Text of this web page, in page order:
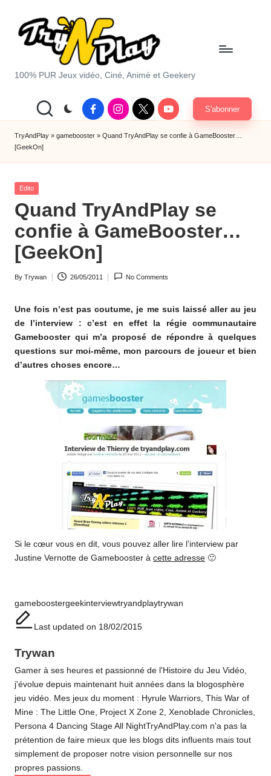
T
y
A
n
d
P
la
y.
c
m
100% PUR Jeux vidéo, Ciné, Animé et Geekery
FacebookInstagram
X
|
Twitter
Youtube S'abonner
TryAndPlay » gamebooster » Quand TryAndPlay se confie à GameBooster…
[GeekOn]
Posted
Edito
Quand TryAndPlay se
confie à GameBooster…
[GeekOn]
Posted
By Trywan 26/05/2011 No Comments
Une fois n’est pas coutume, je me suis laissé aller au jeu
de l’interview : c’est en effet la régie communautaire
Gamebooster qui m’a proposé de répondre à quelques
questions sur moi-même, mon parcours de joueur et bien
d’autres choses encore…
Si le cœur vous en dit, vous pouvez aller lire l’interview par
Justine Vernotte de Gamebooster à cette adresse 🙂
Tags:
gameboostergeekinterviewtryandplaytrywan
Last updated on 18/02/2015
Trywan
Gamer à ses heures et passionné de l'Histoire du Jeu Vidéo,
j'évolue depuis maintenant huit années dans la blogosphère
jeu vidéo. Mes jeux du moment : Hyrule Warriors, This War of
Mine : The Little One, Project X Zone 2, Xenoblade Chronicles,
Persona 4 Dancing Stage All NightTryAndPlay.com n'a pas la
prétention de faire mieux que les blogs dits influents mais tout
simplement de proposer notre vision personnelle sur nos
propres passions.